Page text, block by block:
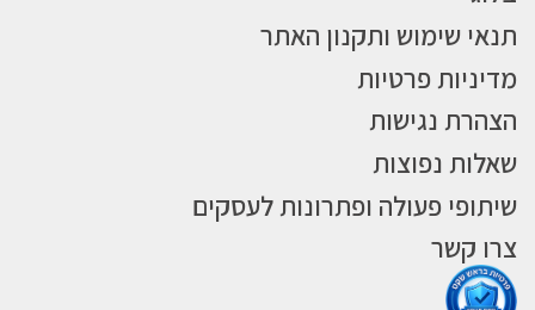
תנאי שימוש ותקנון האתר
מדיניות פרטיות
הצהרת נגישות
שאלות נפוצות
שיתופי פעולה ופתרונות לעסקים
צרו קשר